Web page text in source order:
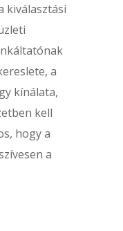
kiválasztási
a
kínálata,
kell
hogy a
a